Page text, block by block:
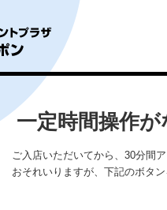
一定時間操作
ご入店いただいてから、30分間
おそれいりますが、下記のボタ